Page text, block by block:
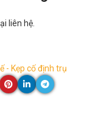
liên hệ.
- Kẹp cố định trụ